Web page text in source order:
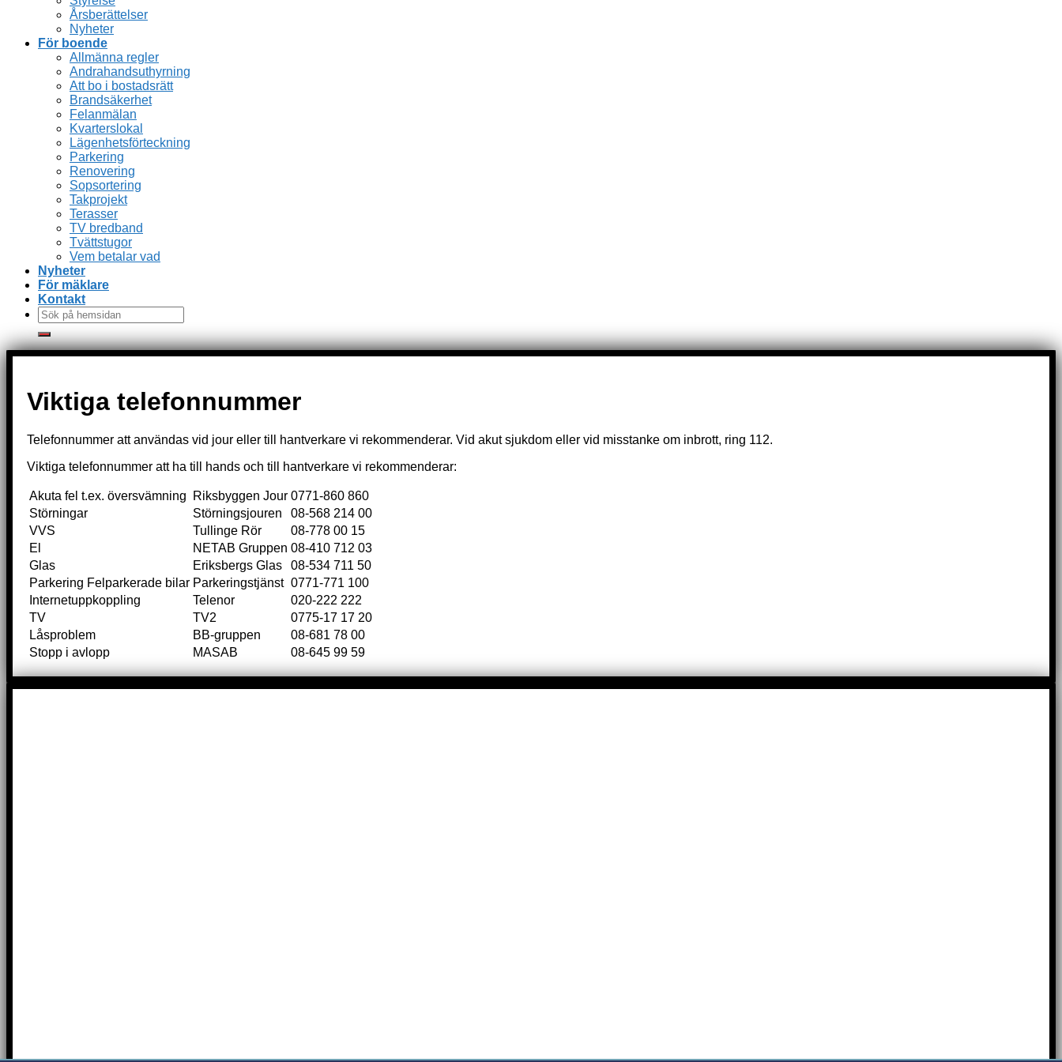
Årsberättelser
Nyheter
För boende
Allmänna regler
Andrahandsuthyrning
Att bo i bostadsrätt
Brandsäkerhet
Felanmälan
Kvarterslokal
Lägenhetsförteckning
Parkering
Renovering
Sopsortering
Takprojekt
Terasser
TV bredband
Tvättstugor
Vem betalar vad
Nyheter
För mäklare
Kontakt
Viktiga telefonnummer
Telefonnummer att användas vid jour eller till hantverkare vi rekommenderar. Vid akut sjukdom eller vid misstanke om inbrott, ring 112.
Viktiga telefonnummer att ha till hands och till hantverkare vi rekommenderar:
Akuta fel t.ex. översvämning Riksbyggen Jour 0771-860 860
Störningar
Störningsjouren
08-568 214 00
VVS
Tullinge Rör
08-778 00 15
El
NETAB Gruppen 08-410 712 03
Glas
Eriksbergs Glas
08-534 711 50
Parkering Felparkerade bilar Parkeringstjänst 0771-771 100
Internetuppkoppling
Telenor
020-222 222
TV
TV2
0775-17 17 20
Låsproblem
BB-gruppen
08-681 78 00
Stopp i avlopp
MASAB 08-645 99 59